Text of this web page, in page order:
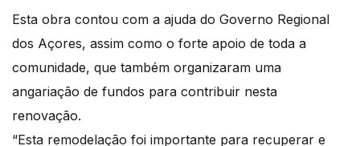
Esta obra contou com a ajuda do Governo Regional
dos Açores, assim como o forte apoio de toda a
comunidade, que também organizaram uma
angariação de fundos para contribuir nesta
renovação.
“Esta remodelação foi importante para recuperar e